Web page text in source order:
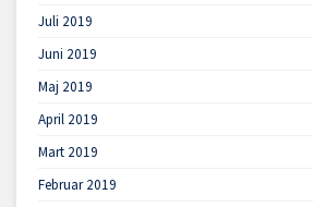
Juli 2019
Juni 2019
Maj 2019
April 2019
Mart 2019
Februar 2019